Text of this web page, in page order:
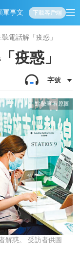
軍事文化 娛樂生活教育體
下載客戶端
電話解「疫惑」
疫惑」
字號
解惑。 受訪者供圖